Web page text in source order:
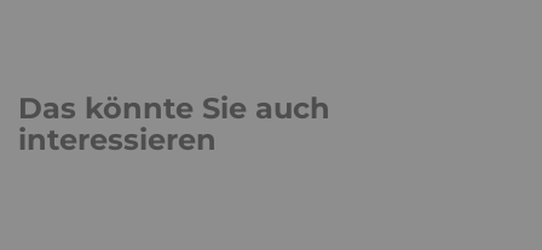
Das könnte Sie auch
interessieren